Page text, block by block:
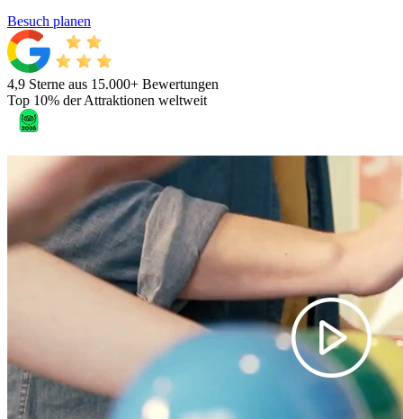
Besuch planen
4,9 Sterne aus 15.000+ Bewertungen
Top 10% der Attraktionen weltweit